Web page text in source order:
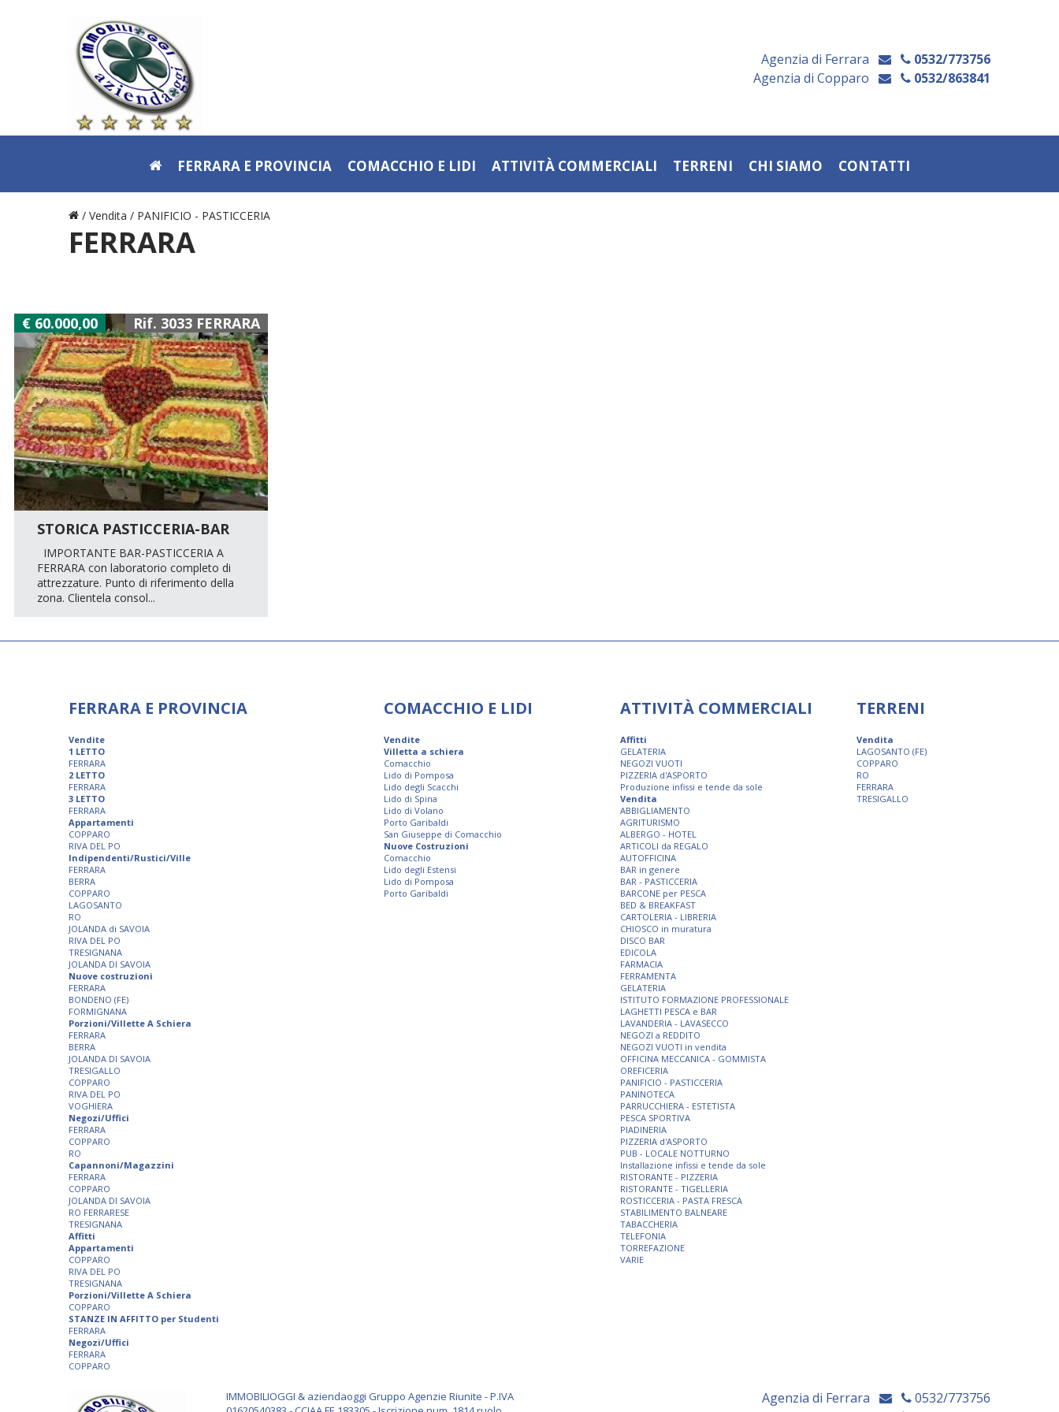
Agenzia di Ferrara
0532/773756
Agenzia di Copparo
0532/863841
FERRARA E PROVINCIA COMACCHIO E LIDI ATTIVITÀ COMMERCIALI TERRENI CHI SIAMO CONTATTI
/ Vendita / PANIFICIO - PASTICCERIA
FERRARA
Rif. 3033 FERRARA
€ 60.000,00
STORICA PASTICCERIA-BAR
IMPORTANTE BAR-PASTICCERIA A
FERRARA con laboratorio completo di
attrezzature. Punto di riferimento della
zona. Clientela consol...
FERRARA E PROVINCIA
Vendite
1 LETTO
FERRARA
2 LETTO
FERRARA
3 LETTO
FERRARA
Appartamenti
COPPARO
RIVA DEL PO
Indipendenti/Rustici/Ville
FERRARA
BERRA
COPPARO
LAGOSANTO
RO
JOLANDA di SAVOIA
RIVA DEL PO
TRESIGNANA
JOLANDA DI SAVOIA
Nuove costruzioni
FERRARA
BONDENO (FE)
FORMIGNANA
Porzioni/Villette A Schiera
FERRARA
BERRA
JOLANDA DI SAVOIA
TRESIGALLO
COPPARO
RIVA DEL PO
VOGHIERA
Negozi/Uffici
FERRARA
COPPARO
RO
Capannoni/Magazzini
FERRARA
COPPARO
JOLANDA DI SAVOIA
RO FERRARESE
TRESIGNANA
Affitti
Appartamenti
COPPARO
RIVA DEL PO
TRESIGNANA
Porzioni/Villette A Schiera
COPPARO
STANZE IN AFFITTO per Studenti
FERRARA
Negozi/Uffici
FERRARA
COPPARO
COMACCHIO E LIDI
Vendite
Villetta a schiera
Comacchio
Lido di Pomposa
Lido degli Scacchi
Lido di Spina
Lido di Volano
Porto Garibaldi
San Giuseppe di Comacchio
Nuove Costruzioni
Comacchio
Lido degli Estensi
Lido di Pomposa
Porto Garibaldi
ATTIVITÀ COMMERCIALI
Affitti
GELATERIA
NEGOZI VUOTI
PIZZERIA d'ASPORTO
Produzione infissi e tende da sole
Vendita
ABBIGLIAMENTO
AGRITURISMO
ALBERGO - HOTEL
ARTICOLI da REGALO
AUTOFFICINA
BAR in genere
BAR - PASTICCERIA
BARCONE per PESCA
BED & BREAKFAST
CARTOLERIA - LIBRERIA
CHIOSCO in muratura
DISCO BAR
EDICOLA
FARMACIA
FERRAMENTA
GELATERIA
ISTITUTO FORMAZIONE PROFESSIONALE
LAGHETTI PESCA e BAR
LAVANDERIA - LAVASECCO
NEGOZI a REDDITO
NEGOZI VUOTI in vendita
OFFICINA MECCANICA - GOMMISTA
OREFICERIA
PANIFICIO - PASTICCERIA
PANINOTECA
PARRUCCHIERA - ESTETISTA
PESCA SPORTIVA
PIADINERIA
PIZZERIA d'ASPORTO
PUB - LOCALE NOTTURNO
Installazione infissi e tende da sole
RISTORANTE - PIZZERIA
RISTORANTE - TIGELLERIA
ROSTICCERIA - PASTA FRESCA
STABILIMENTO BALNEARE
TABACCHERIA
TELEFONIA
TORREFAZIONE
VARIE
TERRENI
Vendita
LAGOSANTO (FE)
COPPARO
RO
FERRARA
TRESIGALLO
IMMOBILIOGGI & aziendaoggi Gruppo Agenzie Riunite - P.IVA
Agenzia di Ferrara
0532/773756